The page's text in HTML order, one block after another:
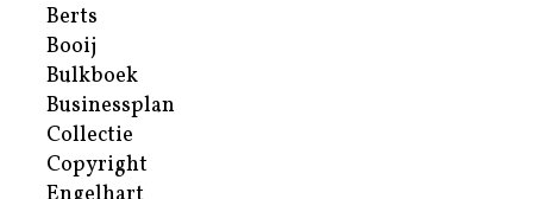
Berts
Booij
Bulkboek
Businessplan
Collectie
Copyright